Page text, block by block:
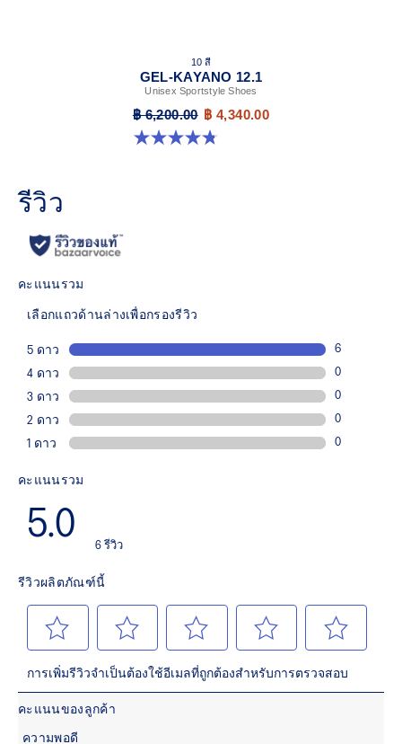
10 สี
GEL-KAYANO 12.1
Unisex Sportstyle Shoes
฿ 6,200.00 ฿ 4,340.00
4.8 จาก 5 ดาว 208 รีวิว